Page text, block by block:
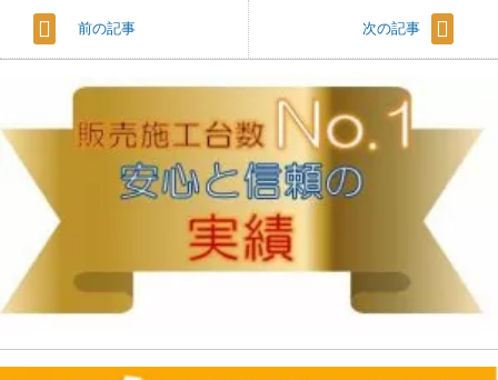
前の記事 次の記事